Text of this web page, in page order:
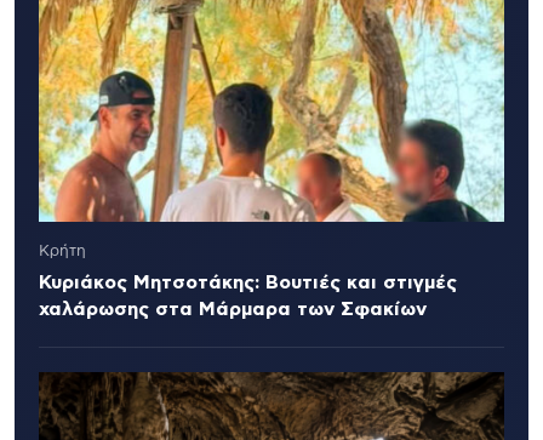
Κρήτη
Κυριάκος Μητσοτάκης: Βουτιές και στιγμές
χαλάρωσης στα Μάρμαρα των Σφακίων